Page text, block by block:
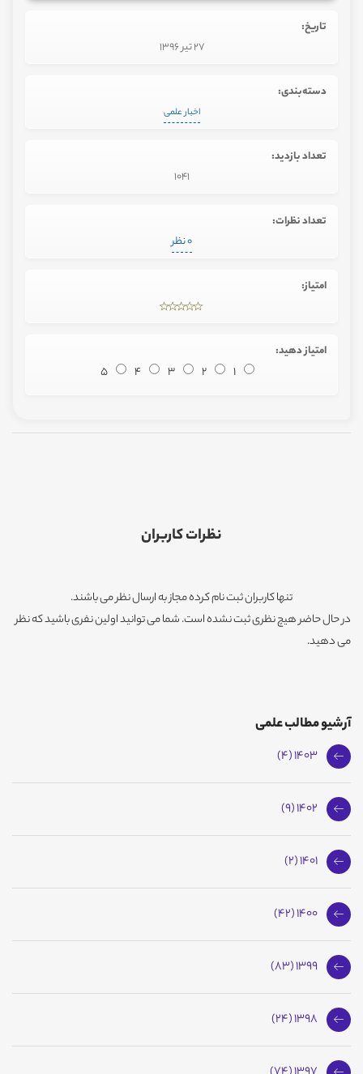
تاریخ:
27 تیر 1396
دسته‌بندی:
اخبار علمی
تعداد بازدید:
1041
تعداد نظرات:
0 نظر
امتیاز:
امتیاز دهید:
1
2
3
4
5
نظرات کاربران
تنها کاربران ثبت نام کرده مجاز به ارسال نظر می باشند.
در حال حاضر هیچ نظری ثبت نشده است. شما می توانید اولین نفری باشید که نظر
می دهید.
آرشیو مطالب علمی
1403 (4)
1402 (9)
1401 (2)
1400 (42)
1399 (83)
1398 (24)